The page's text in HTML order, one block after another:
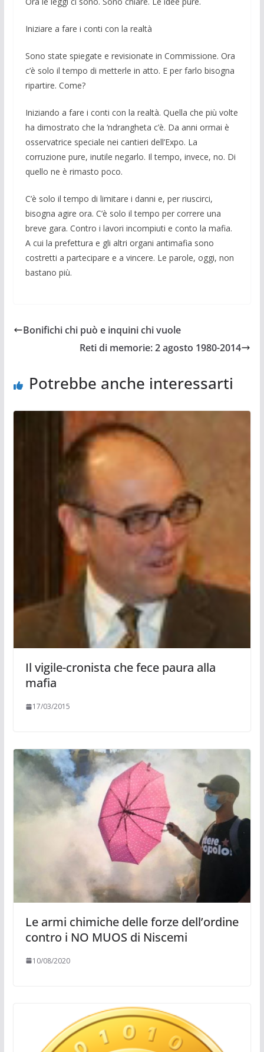
Iniziare a fare i conti con la realtà
Sono state spiegate e revisionate in Commissione. Ora
c’è solo il tempo di metterle in atto. E per farlo bisogna
ripar­tire. Come?
Iniziando a fare i conti con la realtà. Quella che più volte
ha dimostrato che la ‘ndrangheta c’è. Da anni ormai è
osserva­trice speciale nei cantieri dell’Expo. La
corruzione pure, inutile negarlo. Il tempo, invece, no. Di
quello ne è rimasto poco.
C’è solo il tempo di limitare i danni e, per riuscirci,
bisogna agire ora. C’è solo il tempo per correre una
breve gara. Contro i lavori incompiuti e conto la mafia.
A cui la prefettura e gli altri organi antimafia sono
costretti a partecipare e a vincere. Le parole, oggi, non
bastano più.
Bonifichi chi può e inquini chi vuole
Reti di memorie: 2 agosto 1980-2014
Potrebbe anche interessarti
Il vigile-cronista che fece paura alla
mafia
17/03/2015
Le armi chimiche delle forze dell’ordine
contro i NO MUOS di Niscemi
10/08/2020